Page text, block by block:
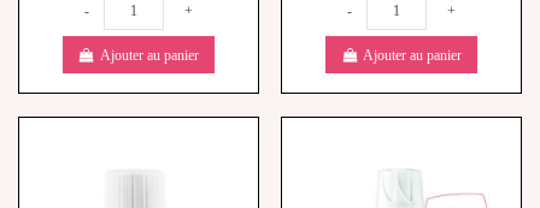
- +
Ajouter au panier
- +
Ajouter au panier